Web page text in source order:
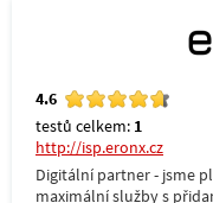
4.6
testů celkem: 1
http://isp.eronx.cz
Digitální partner - jsme
maximální služby s